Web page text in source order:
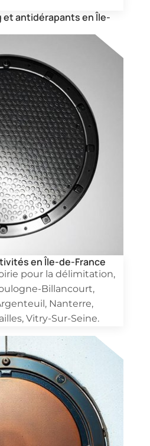
et antidérapants en Île-
en Île-de-France
pour la délimitation,
Billancourt,
Nanterre,
Vitry-Sur-Seine.